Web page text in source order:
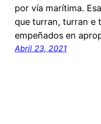
por vía marítima.
que turran, turran e
empeñados en
Abril 23, 2021